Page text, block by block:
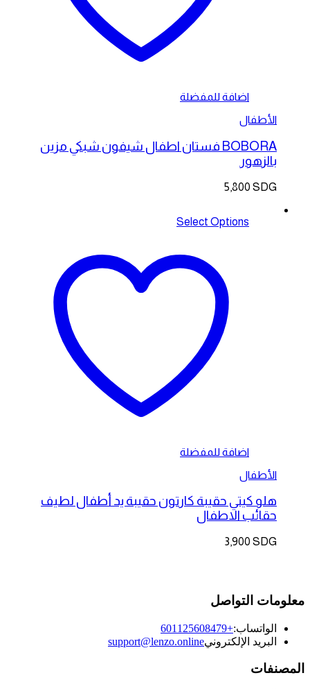
اضافة للمفضلة
الأطفال
BOBORA فستان اطفال شيفون شبكي مزين
بالزهور
5,800 SDG
Select Options
اضافة للمفضلة
الأطفال
هلو كيتي حقيبة كارتون حقيبة يد أطفال لطيف
حقائب الاطفال
3,900 SDG
معلومات التواصل
الواتساب:+601125608479
البريد الإلكترونيsupport@lenzo.online
المصنفات